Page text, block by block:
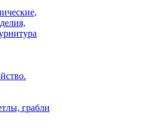
грабли